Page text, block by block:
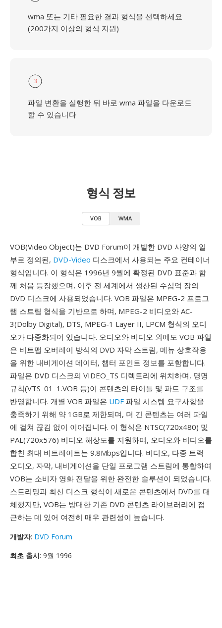
wma 또는 기타 필요한 결과 형식을 선택하세요
(200가지 이상의 형식 지원)
3
파일 변환을 실행한 뒤 바로 wma 파일을 다운로드
할 수 있습니다
형식 정보
VOB WMA
VOB(Video Object)는 DVD Forum이 개발한 DVD 사양의 일
부로 정의된, DVD-Video 디스크에서 사용되는 주요 컨테이너
형식입니다. 이 형식은 1996년 9월에 확정된 DVD 표준과 함
께 처음 등장했으며, 이후 전 세계에서 생산된 수십억 장의
DVD 디스크에 사용되었습니다. VOB 파일은 MPEG-2 프로그
램 스트림 형식을 기반으로 하며, MPEG-2 비디오와 AC-
3(Dolby Digital), DTS, MPEG-1 Layer II, LPCM 형식의 오디
오가 다중화되어 있습니다. 오디오와 비디오 외에도 VOB 파일
은 비트맵 오버레이 방식의 DVD 자막 스트림, 메뉴 상호작용
을 위한 내비게이션 데이터, 챕터 포인트 정보를 포함합니다.
파일은 DVD 디스크의 VIDEO_TS 디렉토리에 위치하며, 명명
규칙(VTS_01_1.VOB 등)이 콘텐츠의 타이틀 및 파트 구조를
반영합니다. 개별 VOB 파일은 UDF 파일 시스템 요구사항을
충족하기 위해 약 1GB로 제한되며, 더 긴 콘텐츠는 여러 파일
에 걸쳐 끊김 없이 이어집니다. 이 형식은 NTSC(720x480) 및
PAL(720x576) 비디오 해상도를 지원하며, 오디오와 비디오를
합친 최대 비트레이트는 9.8Mbps입니다. 비디오, 다중 트랙
오디오, 자막, 내비게이션을 단일 프로그램 스트림에 통합하여
VOB는 소비자 영화 전달을 위한 완전한 솔루션이 되었습니다.
스트리밍과 최신 디스크 형식이 새로운 콘텐츠에서 DVD를 대
체했지만, VOB는 방대한 기존 DVD 콘텐츠 라이브러리에 접
근하는 데 있어 여전히 매우 관련성이 높습니다.
개발자: DVD Forum
최초 출시: 9월 1996